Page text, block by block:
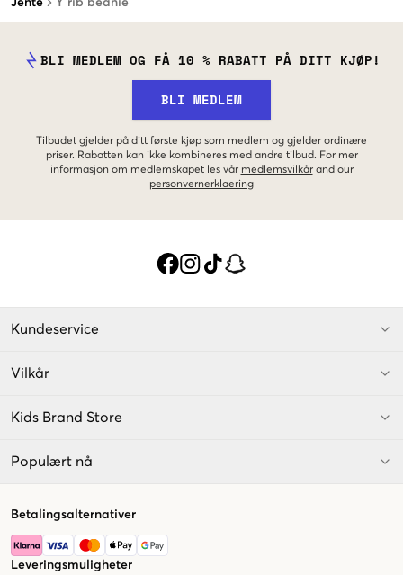
Jente Y rib beanie
BLI MEDLEM OG FÅ 10 % RABATT PÅ DITT KJØP!
BLI MEDLEM
Tilbudet gjelder på ditt første kjøp som medlem og gjelder ordinære
priser. Rabatten kan ikke kombineres med andre tilbud. For mer
informasjon om medlemskapet les vår medlemsvilkår and our
personvernerklaering
Kundeservice
Vilkår
Kids Brand Store
Populært nå
Betalingsalternativer
Leveringsmuligheter